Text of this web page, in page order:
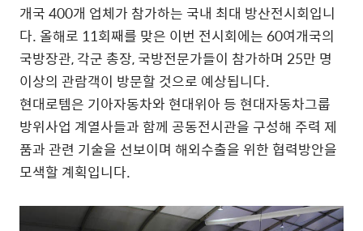
개국 400개 업체가 참가하는 국내 최대 방산전시회입니
다. 올해로 11회째를 맞은 이번 전시회에는 60여개국의
국방장관, 각군 총장, 국방전문가들이 참가하며 25만 명
이상의 관람객이 방문할 것으로 예상됩니다.
현대로템은 기아자동차와 현대위아 등 현대자동차그룹
방위사업 계열사들과 함께 공동전시관을 구성해 주력 제
품과 관련 기술을 선보이며 해외수출을 위한 협력방안을
모색할 계획입니다.